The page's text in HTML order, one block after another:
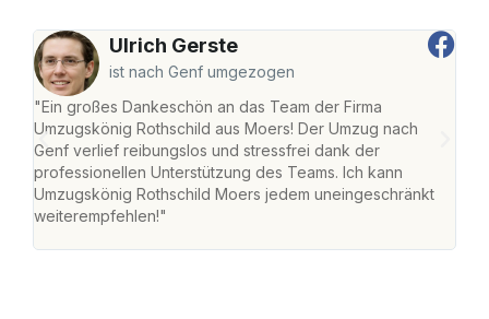
Ulrich Gerste
ist nach Genf umgezogen
"Ein großes Dankeschön an das Team der Firma
Umzugskönig Rothschild aus Moers! Der Umzug nach
Genf verlief reibungslos und stressfrei dank der
professionellen Unterstützung des Teams. Ich kann
Umzugskönig Rothschild Moers jedem uneingeschränkt
weiterempfehlen!"